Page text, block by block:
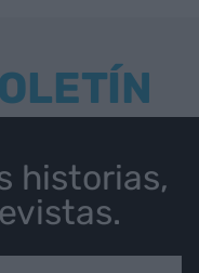
historias,